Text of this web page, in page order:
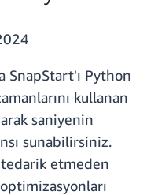
SnapStart'ı Python
kullanan
saniyenin
sunabilirsiniz.
etmeden